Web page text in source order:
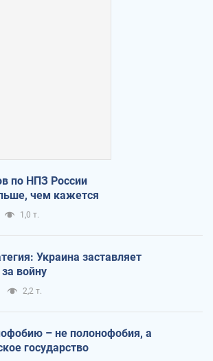
по НПЗ России
чем кажется
1,0 т.
Украина заставляет
войну
2,2 т.
– не полонофобия, а
государство